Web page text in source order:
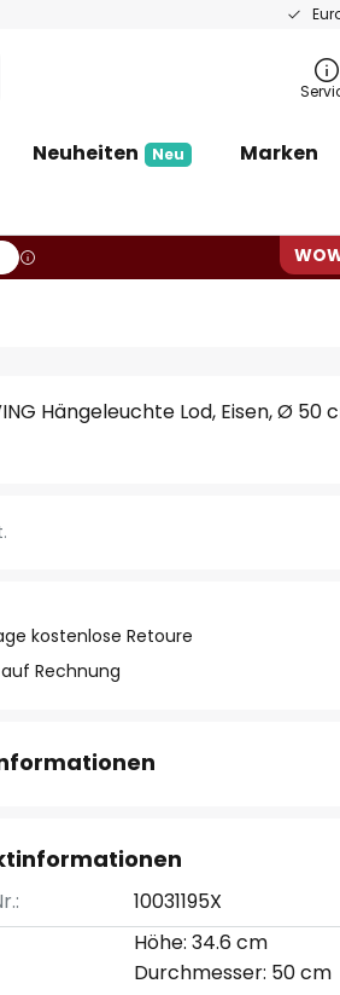
Neuheiten Neu Marken
Hängeleuchte Lod, Eisen, Ø 50
kostenlose Retoure
Rechnung
10031195X
Höhe: 34.6 cm
Durchmesser: 50 cm